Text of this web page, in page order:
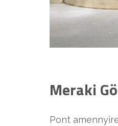
Meraki
Pont